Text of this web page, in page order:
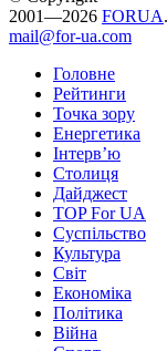
2001—2026 FORUA
mail@for-ua.com
Головне
Рейтинги
Точка зору
Енергетика
Інтерв’ю
Столиця
Дайджест
TOP For UA
Суспiльство
Культура
Світ
Економіка
Політика
Війна